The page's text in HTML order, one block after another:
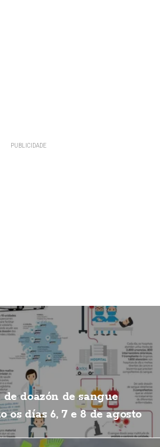
doazón de sangue
os días 6, 7 e 8 de agosto